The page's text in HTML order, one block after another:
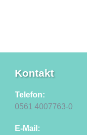
Kontakt
Telefon:
0561 4007763-0
E-Mail: